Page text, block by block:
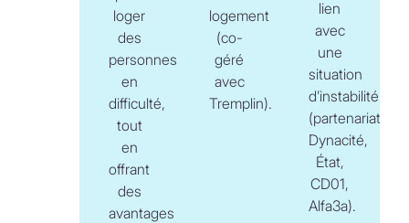
loger
des
personnes
en
difficulté,
tout
en
offrant
des
avantages
logement
(co-
géré
avec
Tremplin).
lien
avec
une
situation
d’instabilité
(partenariat
Dynacité,
État,
CD01,
Alfa3a).